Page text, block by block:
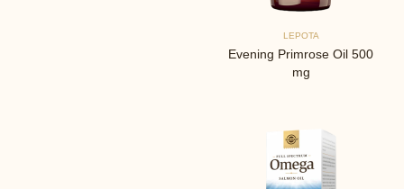
LEPOTA
Evening Primrose Oil 500
mg